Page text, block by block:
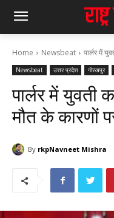
Home Newsbeat पार्लर में
Newsbeat उत्तर प्रदेश गोरखपुर
पार्लर में
मौत के कारणों
By rkpNavneet Mishra